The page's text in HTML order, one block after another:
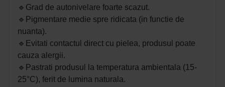
🔹 Grad de autonivelare foarte scazut.
🔹 Pigmentare medie spre ridicata (in functie de
nuanta).
🔹 Evitati contactul direct cu pielea, produsul poate
cauza alergii.
🔹 Pastrati produsul la temperatura ambientala (15-
25°C), ferit de lumina naturala.